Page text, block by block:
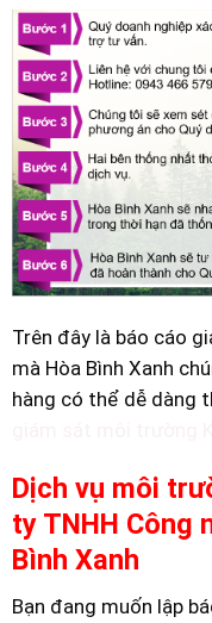
Trên đây là báo cáo
mà Hòa Bình Xanh
hàng có thể dễ dàng
Dịch vụ môi
ty TNHH Công
Bình Xanh
Bạn đang muốn lập